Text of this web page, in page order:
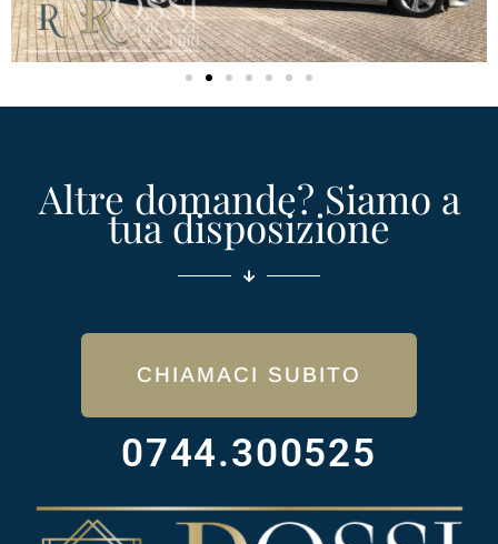
Altre domande? Siamo a
tua disposizione
CHIAMACI SUBITO
0744.300525